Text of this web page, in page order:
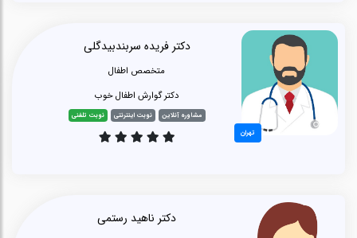
تهران
دکتر فریده سربندبیدگلی
متخصص اطفال
دکتر گوارش اطفال خوب
مشاوره آنلاین نوبت اینترنتی نوبت تلفنی
دکتر ناهید رستمی